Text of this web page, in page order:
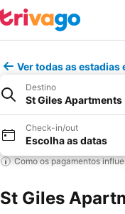
Ver todas as estadias
Destino
St Giles Apartments
Check-in/out
Escolha as datas
Como os pagamentos
St Giles